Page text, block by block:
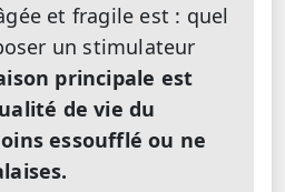
et fragile est : quel
un stimulateur
principale est
de vie du
essoufflé ou ne